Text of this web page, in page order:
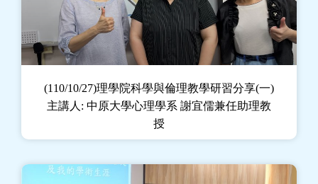
(110/10/27)理學院科學與倫理教學研習分享(一)
主講人: 中原大學心理學系 謝宜儒兼任助理教
授